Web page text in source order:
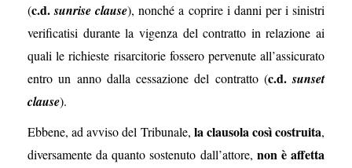
(c.d.sunrise clause), nonché a coprire i danni per i sinistri
verificatisi durante la vigenza del contratto in relazione ai
quali le richieste risarcitorie fossero pervenute all’assicurato
entro un anno dalla cessazione del contratto (c.d.sunset
clause).
Ebbene, ad avviso del Tribunale, la clausola così costruita,
diversamente da quanto sostenuto dall’attore, non è affetta